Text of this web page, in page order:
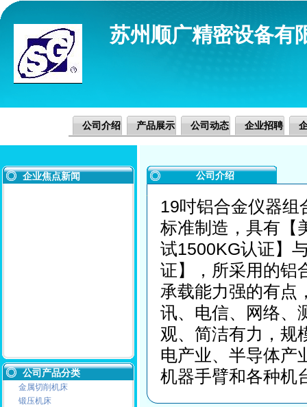
苏州顺广精密设备有
公司介绍 产品展示 公司动态 企业招聘
企业焦点新闻
公司产品分类
金属切削机床
锻压机床
公司介绍
19吋铝合金仪器
标准制造，具有【
试1500KG认证】
证】，所采用的铝
承载能力强的有点
讯、电信、网络、
观、简洁有力，规
电产业、半导体产
机器手臂和各种机